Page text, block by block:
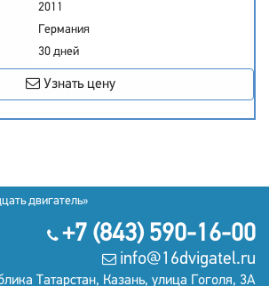
2011
Германия
30 дней
Узнать цену
двигатель»
+7 (843) 590-16-00
info@16dvigatel.ru
Татарстан, Казань, улица Гоголя, 3А